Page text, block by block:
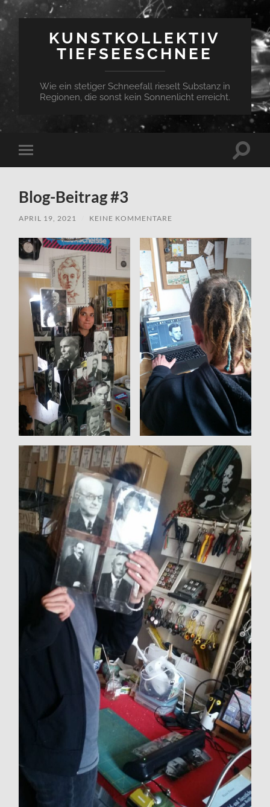
KUNSTKOLLEKTIV
TIEFSEESCHNEE
Wie ein stetiger Schneefall rieselt Substanz in
Regionen, die sonst kein Sonnenlicht erreicht.
Mobile-
Menü
Blog-Beitrag #3
APRIL 19, 2021 KEINE KOMMENTARE